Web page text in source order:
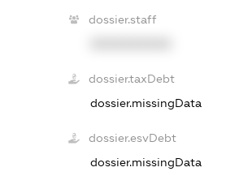
dossier.staff
dossier.taxDebt
dossier.missingData
dossier.esvDebt
dossier.missingData